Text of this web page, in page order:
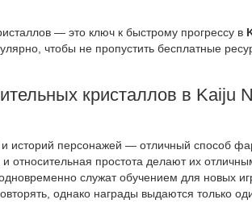
— это ключ к быстрому прогрессу в
чтобы не пропустить бесплатные
кристаллов в Kaiju
историй персонажей — отличный способ
относительная простота делают их
служат обучением для новых
однако награды выдаются только